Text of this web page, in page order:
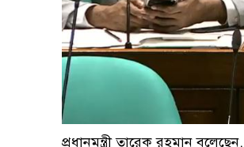
প্রধানমন্ত্রী তারেক রহমান